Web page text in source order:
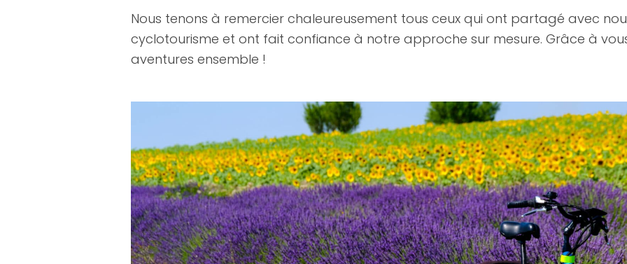
Nous tenons à remercier chaleureusement tous ceux qui ont partagé avec
cyclotourisme et ont fait confiance à notre approche sur mesure. Grâce à
aventures ensemble !